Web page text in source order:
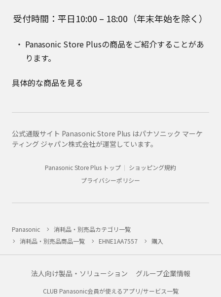
受付時間：平日10:00 – 18:00（年末年始を除く）
Panasonic Store Plusの商品をご紹介することがあ
ります。
具体的な商品を見る
公式通販サイト Panasonic Store Plus はパナソニック マーケ
ティング ジャパン株式会社が運営しています。
Panasonic Store Plus トップ
ショッピング規約
プライバシーポリシー
Panasonic
消耗品・別売品カテゴリ一覧
消耗品・別売品商品一覧
EHNE1AA7557 購入
法人向け製品・ソリューション グループ企業情報
CLUB Panasonic会員が使えるアプリ/サービス一覧